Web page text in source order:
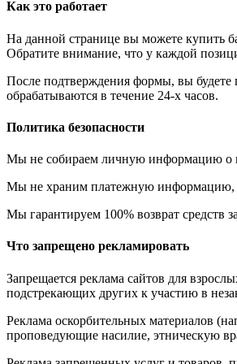
Как это работает
На данной странице вы можете купить
Обратите внимание, что у каждой
После подтверждения формы, вы будете
обрабатываются в течение 24-х часов.
Политика безопасности
Мы не собираем личную информацию о
Мы не храним платежную информацию,
Мы гарантируем 100% возврат средств
Что запрещено рекламировать
Запрещается реклама сайтов для
подстрекающих других к участию в
Реклама оскорбительных материалов
проповедующие насилие, этническую